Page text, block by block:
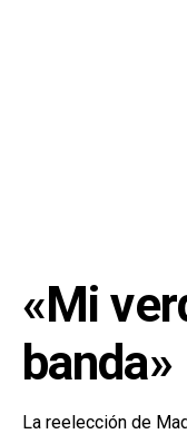
«Mi
banda»
La reelección de